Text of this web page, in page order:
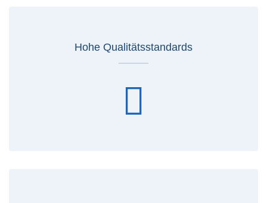
Hohe Qualitätsstandards